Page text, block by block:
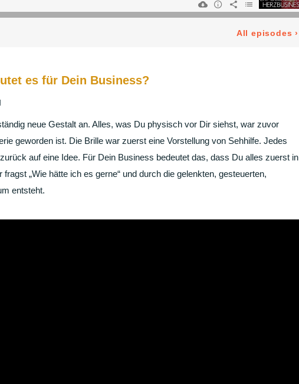
es für Dein Business?
neue Gestalt an. Alles, was Du physisch vor Dir siehst, war zuvor
geworden ist. Die Brille war zuerst eine Vorstellung von Sehhilfe. Jedes
auf eine Idee. Für Dein Business bedeutet das, dass Du alles zuerst in
„Wie hätte ich es gerne“ und durch die gelenkten, gesteuerten,
entsteht.